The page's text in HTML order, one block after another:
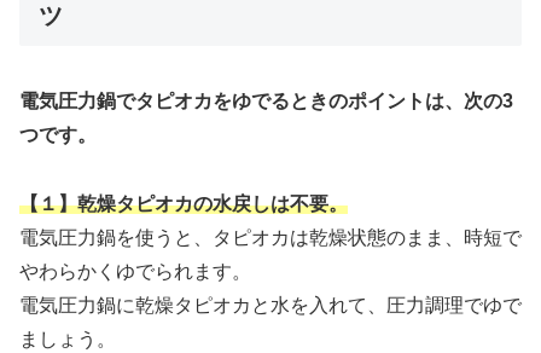
ツ
電気圧力鍋でタピオカをゆでるときのポイントは、次の3
つです。
【１】乾燥タピオカの水戻しは不要。
電気圧力鍋を使うと、タピオカは乾燥状態のまま、時短で
やわらかくゆでられます。
電気圧力鍋に乾燥タピオカと水を入れて、圧力調理でゆで
ましょう。